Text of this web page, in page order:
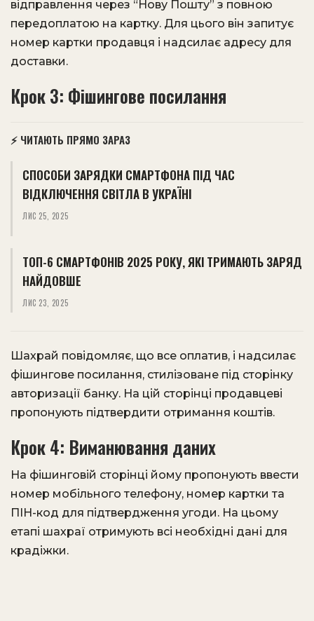
відправлення через “Нову Пошту” з повною
передоплатою на картку. Для цього він запитує
номер картки продавця і надсилає адресу для
доставки.
Крок 3: Фішингове посилання
⚡ ЧИТАЮТЬ ПРЯМО ЗАРАЗ
СПОСОБИ ЗАРЯДКИ СМАРТФОНА ПІД ЧАС
ВІДКЛЮЧЕННЯ СВІТЛА В УКРАЇНІ
ЛИС 25, 2025
ТОП-6 СМАРТФОНІВ 2025 РОКУ, ЯКІ ТРИМАЮТЬ ЗАРЯД
НАЙДОВШЕ
ЛИС 23, 2025
Шахрай повідомляє, що все оплатив, і надсилає
фішингове посилання, стилізоване під сторінку
авторизації банку. На цій сторінці продавцеві
пропонують підтвердити отримання коштів.
Крок 4: Виманювання даних
На фішинговій сторінці йому пропонують ввести
номер мобільного телефону, номер картки та
ПІН-код для підтвердження угоди. На цьому
етапі шахраї отримують всі необхідні дані для
крадіжки.